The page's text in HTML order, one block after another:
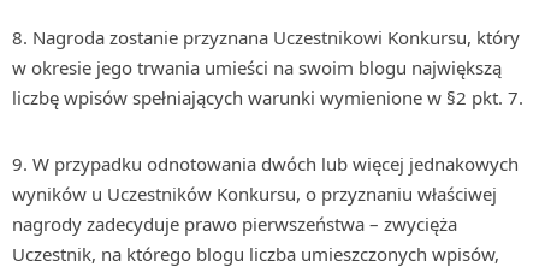
8. Nagroda zostanie przyznana Uczestnikowi Konkursu, który
w okresie jego trwania umieści na swoim blogu największą
liczbę wpisów spełniających warunki wymienione w §2 pkt. 7.
9. W przypadku odnotowania dwóch lub więcej jednakowych
wyników u Uczestników Konkursu, o przyznaniu właściwej
nagrody zadecyduje prawo pierwszeństwa – zwycięża
Uczestnik, na którego blogu liczba umieszczonych wpisów,